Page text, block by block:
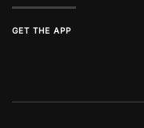
GET THE APP